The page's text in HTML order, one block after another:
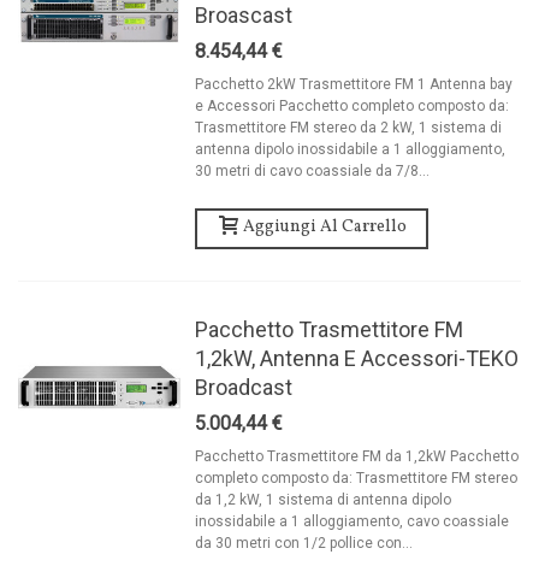
Broascast
8.454,44 €
Pacchetto 2kW Trasmettitore FM 1 Antenna bay
e Accessori Pacchetto completo composto da:
Trasmettitore FM stereo da 2 kW, 1 sistema di
antenna dipolo inossidabile a 1 alloggiamento,
30 metri di cavo coassiale da 7/8...
Aggiungi Al Carrello
Pacchetto Trasmettitore FM
1,2kW, Antenna E Accessori-TEKO
Broadcast
5.004,44 €
Pacchetto Trasmettitore FM da 1,2kW Pacchetto
completo composto da: Trasmettitore FM stereo
da 1,2 kW, 1 sistema di antenna dipolo
inossidabile a 1 alloggiamento, cavo coassiale
da 30 metri con 1/2 pollice con...